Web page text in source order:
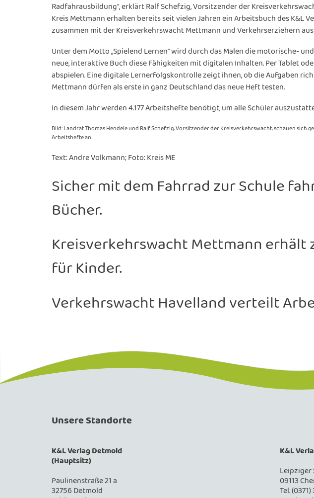
Radfahrausbildung“, erklärt Ralf Schefzig, Vorsitzender der
Kreis Mettmann erhalten bereits seit vielen Jahren ein Arbeitsbuch des K&L
zusammen mit der Kreisverkehrswacht Mettmann und Verkehrserziehern
Unter dem Motto „Spielend Lernen“ wird durch das Malen die
neue, interaktive Buch diese Fähigkeiten mit digitalen Inhalten. Per Tablet
abspielen. Eine digitale Lernerfolgskontrolle zeigt ihnen, ob die Aufgaben
Mettmann dürfen als erste in ganz Deutschland das neue Heft testen.
In diesem Jahr werden 4.177 Arbeitshefte benötigt, um alle Schüler
Bild: Landrat Thomas Hendele und Ralf Schefzig, Vorsitzender der Kreisverkehrswacht, schauen sich
Arbeitshefte an.
Text: Andre Volkmann; Foto: Kreis ME
Sicher mit dem Fahrrad zur Schule
Bücher.
Kreisverkehrswacht Mettmann erhält
für Kinder.
Verkehrswacht Havelland verteilt
Unsere Standorte
K&L Verlag Detmold
(Hauptsitz)
Paulinenstraße 21 a
32756 Detmold
K&L
Leipziger
09113
Tel.